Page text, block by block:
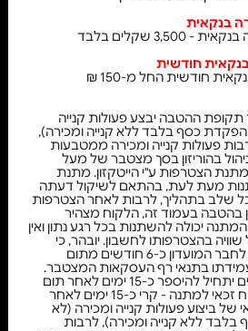
בנקאית
שקלים בלבד
חודשית
חודשית החל מ-150 ₪
ההטבה יבצע פעולות קנייה
הפקדת כסף בלבד ללא קנייה ומכירה),
פעולות קנייה ומכירה ממטבעות
בהוריזון בסך מצטבר של מעל
למתנת הצטרפות ע"י הייטקזון. מתנת
מעת לעת, בהתאם לשיקול דעתה
שלב בתהליך, לרבות לאחר הצטרפות
בהטבה בעמוד זה, הלקוח מצהיר
יכולה להשתנות בכל רגע נתון ואין
בהצטרפותו לחשבון. יובהר, כי
מתנת ההצטרפות תינתן לחבר המועדון כ-6 חודשים מתום
בתנאי רף העסקאות המצטבר.
מועד מניין ששת החודשים יתחיל להיספר כ-15 ימים לאחר תום
החודש הקלנדרי בו הלקוח זכאי למתנה - קרי כ-15 ימים לאחר
ביצוע פעולות קנייה ומכירה (לא
ללא קנייה ומכירה), לרבות